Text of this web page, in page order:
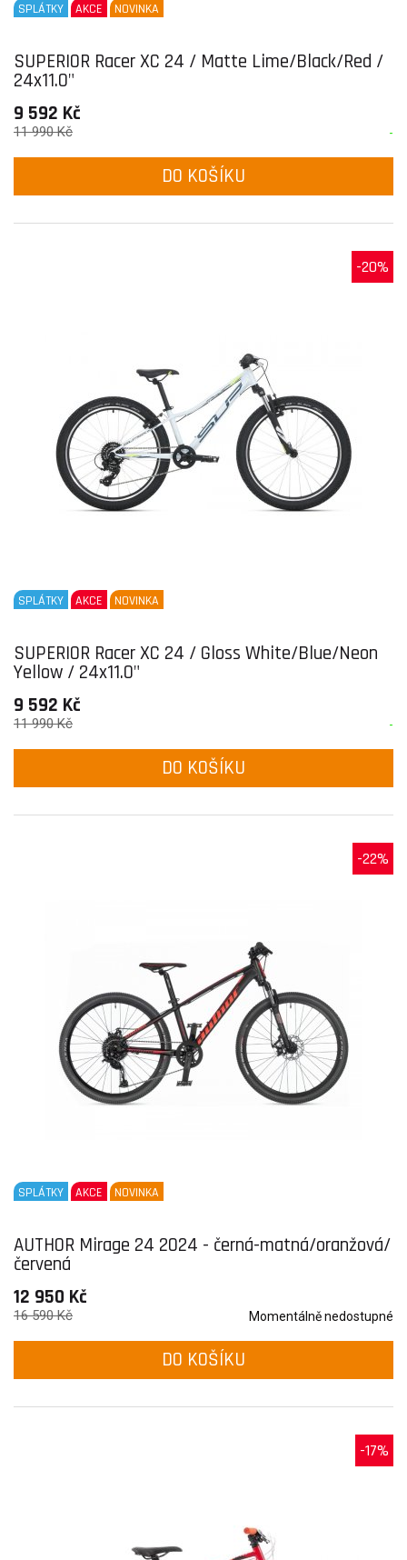
SPLÁTKY AKCE NOVINKA
SUPERIOR Racer XC 24 / Matte Lime/Black/Red /
24x11.0"
9 592 Kč
-
11 990 Kč
DO KOŠÍKU
-20%
SPLÁTKY AKCE NOVINKA
SUPERIOR Racer XC 24 / Gloss White/Blue/Neon
Yellow / 24x11.0"
9 592 Kč
-
11 990 Kč
DO KOŠÍKU
-22%
SPLÁTKY AKCE NOVINKA
AUTHOR Mirage 24 2024 - černá-matná/oranžová/
červená
12 950 Kč
Momentálně nedostupné
16 590 Kč
DO KOŠÍKU
-17%